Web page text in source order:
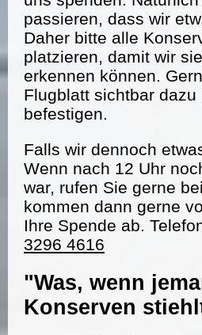
passieren, dass wir
Daher bitte alle
platzieren, damit wir
erkennen können.
Flugblatt sichtbar dazu
befestigen.
Falls wir dennoch
Wenn nach 12 Uhr
war, rufen Sie gerne
kommen dann gerne
Ihre Spende ab.
3296 4616
"Was, wenn
Konserven